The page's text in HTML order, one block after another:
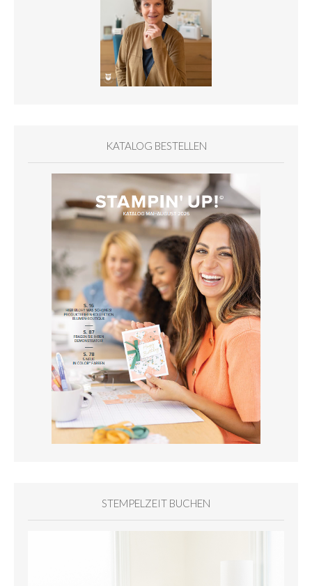
KATALOG BESTELLEN
STEMPELZEIT BUCHEN